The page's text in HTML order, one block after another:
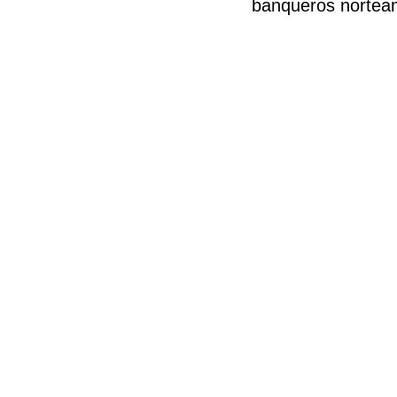
banqueros